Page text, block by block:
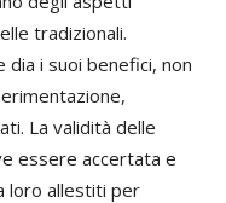
tradizionali.
dia i suoi benefici, non
La validità delle
essere accertata e
loro allestiti per